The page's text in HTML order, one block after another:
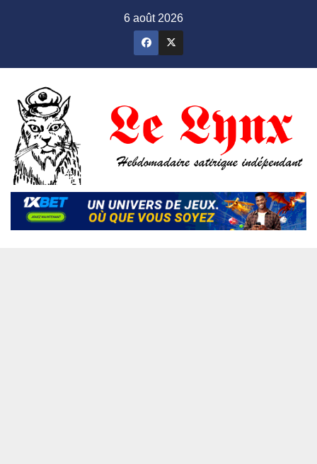
6 août 2026